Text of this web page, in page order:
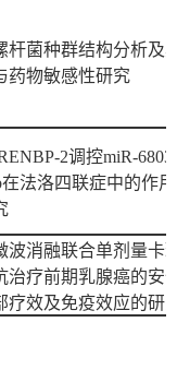
杆菌种群结构分析及
药物敏感性研究
2调控miR-6803-
在法洛四联症中的作
波消融联合单剂量卡
治疗前期乳腺癌的安
疗效及免疫效应的研